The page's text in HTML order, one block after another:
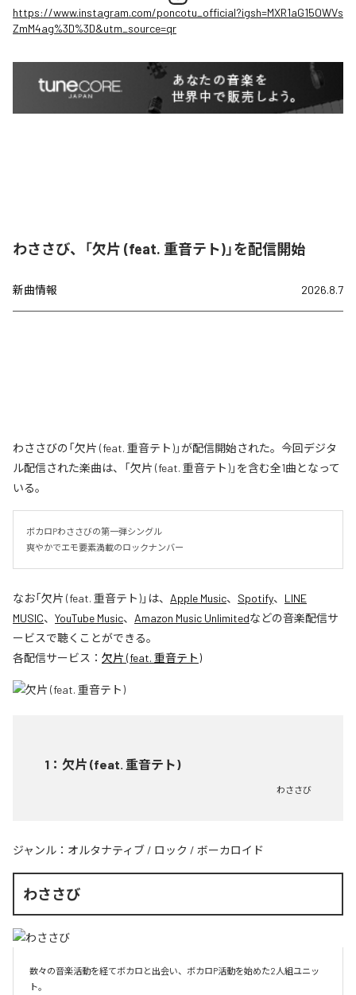
https://www.instagram.com/poncotu_official?igsh=MXR1aG15OWVs
ZmM4ag%3D%3D&utm_source=qr
わささび、「欠片 (feat. 重音テト)」を配信開始
新曲情報 2026.8.7
わささびの「欠片 (feat. 重音テト)」が配信開始された。今回デジタ
ル配信された楽曲は、「欠片 (feat. 重音テト)」を含む全1曲となって
いる。
ボカロPわささびの第一弾シングル
爽やかでエモ要素満載のロックナンバー
なお「欠片 (feat. 重音テト)」は、 Apple Music、 Spotify、 LINE
MUSIC、 YouTube Music、 Amazon Music Unlimitedなどの音楽配信サ
ービスで聴くことができる。
各配信サービス： 欠片 (feat. 重音テト)
1 ： 欠片 (feat. 重音テト)
わささび
ジャンル： オルタナティブ / ロック / ボーカロイド
わささび
数々の音楽活動を経てボカロと出会い、ボカロP活動を始めた2人組ユニッ
ト。